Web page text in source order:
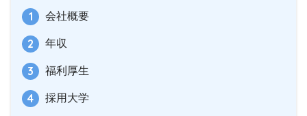
会社概要
年収
福利厚生
採用大学